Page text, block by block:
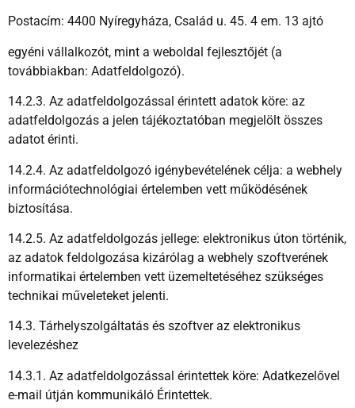
Postacím: 4400 Nyíregyháza, Család u. 45. 4 em. 13 ajtó
egyéni vállalkozót, mint a weboldal fejlesztőjét (a
továbbiakban: Adatfeldolgozó).
14.2.3. Az adatfeldolgozással érintett adatok köre: az
adatfeldolgozás a jelen tájékoztatóban megjelölt összes
adatot érinti.
14.2.4. Az adatfeldolgozó igénybevételének célja: a webhely
információtechnológiai értelemben vett működésének
biztosítása.
14.2.5. Az adatfeldolgozás jellege: elektronikus úton történik,
az adatok feldolgozása kizárólag a webhely szoftverének
informatikai értelemben vett üzemeltetéséhez szükséges
technikai műveleteket jelenti.
14.3. Tárhelyszolgáltatás és szoftver az elektronikus
levelezéshez
14.3.1. Az adatfeldolgozással érintettek köre: Adatkezelővel
e-mail útján kommunikáló Érintettek.